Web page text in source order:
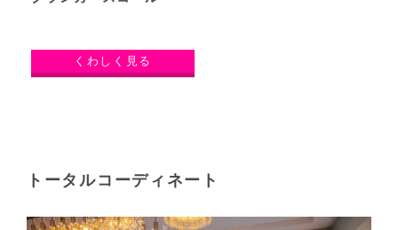
くわしく見る
トータルコーディネート